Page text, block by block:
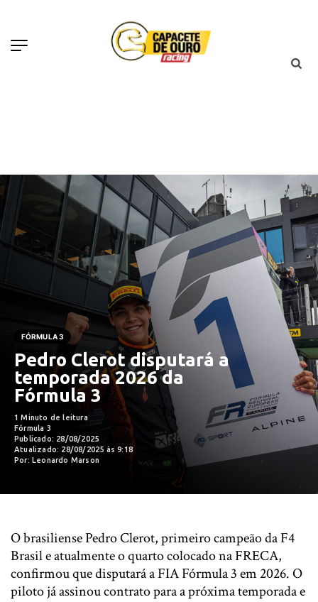
FÓRMULA 3
Pedro Clerot disputará a
temporada 2026 da
Fórmula 3
1 Minuto de leitura
Fórmula 3
Publicado: 28/08/2025
Atualizado: 28/08/2025 às 9:18
Por: Leonardo Marson
O brasiliense Pedro Clerot, primeiro campeão da F4
Brasil e atualmente o quarto colocado na FRECA,
confirmou que disputará a FIA Fórmula 3 em 2026. O
piloto já assinou contrato para a próxima temporada e